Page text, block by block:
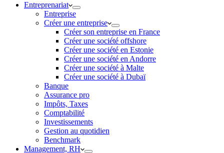
Entreprenariat
Entreprise
Créer une entreprise
Créer son entreprise en France
Créer une société offshore
Créer une société en Estonie
Créer une société en Andorre
Créer une société à Malte
Créer une société à Dubaï
Banque
Assurance pro
Impôts, Taxes
Comptabilité
Investissements
Gestion au quotidien
Benchmark
Management, RH